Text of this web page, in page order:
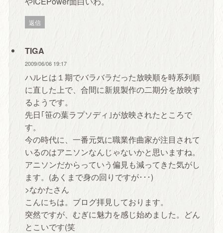
返信
TIGA
2009/06/06 19:17
ハルヒは１期でバラバラだった放映順を時系列順
に直した上で、合間に新規製作の二期分を放映す
るようです。
先日｢笹の葉ラプソディ｣が放映されたところで
す。
今の時代に、一番元気に職業作曲家が注目されて
いるのはアニソンなんじゃないかと思いますね。
アニソンだからっていう偏見も減ってきた気がし
ます。(あくまで身の回りですが･･･)
>なかたさん
こんにちは。ブログ拝見しております。
突然ですが、むぎに魅力を感じ始めました。どん
とこいです(笑